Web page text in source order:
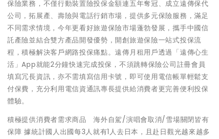
保險業務，不僅行動裝置險投保金額連五年奪冠、成立遠傳保代
公司，拓展產、壽險與電話行銷市場，提供多元保險服務，滿足
不同需求情境，今年更看好旅遊保險市場蓬勃發展，攜手中國信
託產險並結合雙方產品開發優勢，開創旅遊保險一站式投保流
程，積極解決客戶網路投保痛點。遠傳月租用戶透過「遠傳心生
活」App就能2分鐘快速完成投保，不須跳轉保險公司註冊會員
填寫冗長資訊，亦不需填寫信用卡號，即可使用電信帳單輕鬆支
付保費，充分利用電信資通訊專長提供給消費者更完善便利投保
體驗。
積極提供消費者需求商品 海外自駕/演唱會取消/雪場關閉皆有
保障 據統計國人出國每3人就有1人去日本，且赴日觀光越來越多